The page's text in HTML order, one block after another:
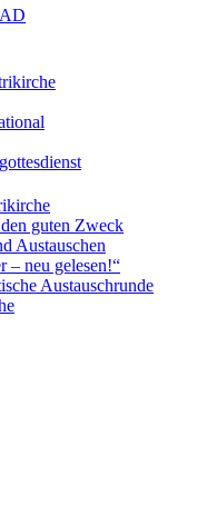
guten Zweck
Austauschen
– neu gelesen!“
Austauschrunde